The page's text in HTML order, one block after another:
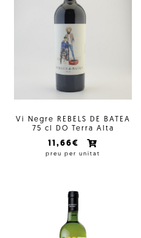
Vi Negre REBELS DE BATEA
75 cl DO Terra Alta
11,66€
preu per unitat